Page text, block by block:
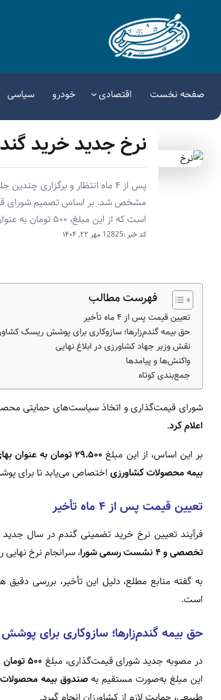
صفحه نخست اقتصادی خودرو سیاسی
نرخ جدید خرید گندم در
است که از این مبلغ، ۵۰۰ تومان به عنوان حق بیمه گندم‌زارها و ۲۹.۵۰۰ تومان به کشاورزان پرداخت می‌شود.
کد خبر :12825 مهر ۲۲, ۱۴۰۴
فهرست مطالب
تعیین قیمت پس از ۴ ماه تأخیر
حق بیمه گندم‌زارها؛ سازوکاری برای پوشش ریسک
نقش وزیر جهاد کشاورزی در ابلاغ نهایی
واکنش‌ها و پیامدها
جمع‌بندی کوتاه
شورای قیمت‌گذاری و اتخاذ سیاست‌های حمایتی
اعلام کرد.
بر این اساس، از این مبلغ ۲۹.۵۰۰ تومان به عنوان بهای خرید هر کیلوگرم گندم به حساب کشاورزان واریز می‌شود
بیمه محصولات کشاورزی اختصاص می‌یابد تا برای
تعیین قیمت پس از ۴ ماه تأخیر
فرآیند تعیین نرخ خرید تضمینی گندم در سال
تخصصی و ۴ نشست رسمی شورا
، سرانجام نرخ نهایی را در جلسه
به گفته منابع مطلع، دلیل این تأخیر، بررسی
است.
حق بیمه گندم‌زارها؛ سازوکاری برای
در مصوبه جدید شورای قیمت‌گذاری، مبلغ ۵۰۰ تومان از قیمت هر کیلو گندم
این مبلغ به‌صورت مستقیم بهصندوق بیمه